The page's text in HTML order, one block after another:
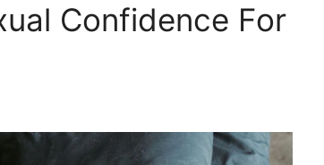
Confidence For